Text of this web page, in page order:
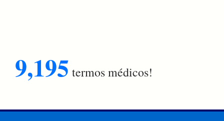
9,195 termos médicos!